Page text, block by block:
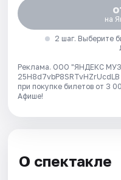
на
2 шаг. Выберите
Реклама. ООО "ЯНДЕКС
25H8d7vbP8SRTvHZrUcdLB
при покупке билетов от 3
Афише!
О спектакле